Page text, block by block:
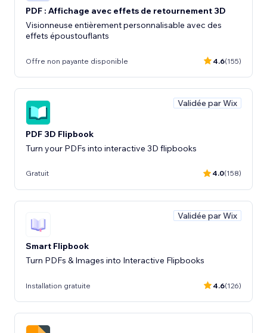
PDF : Affichage avec effets de retournement 3D
Visionneuse entièrement personnalisable avec des
effets époustouflants
Offre non payante disponible 4.6(155)
Validée par Wix
PDF 3D Flipbook
Turn your PDFs into interactive 3D flipbooks
Gratuit 4.0(158)
Validée par Wix
Smart Flipbook
Turn PDFs & Images into Interactive Flipbooks
Installation gratuite 4.6(126)